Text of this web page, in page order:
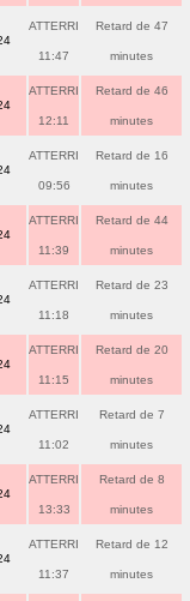
ATTERRI
11:47
Retard de 47
minutes
ATTERRI
12:11
Retard de 46
minutes
ATTERRI
09:56
Retard de 16
minutes
ATTERRI
11:39
Retard de 44
minutes
ATTERRI
11:18
Retard de 23
minutes
ATTERRI
11:15
Retard de 20
minutes
ATTERRI
11:02
Retard de 7
minutes
ATTERRI
13:33
Retard de 8
minutes
ATTERRI
11:37
Retard de 12
minutes